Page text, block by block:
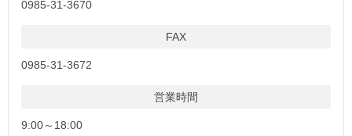
0985-31-3670
FAX
0985-31-3672
営業時間
9:00～18:00